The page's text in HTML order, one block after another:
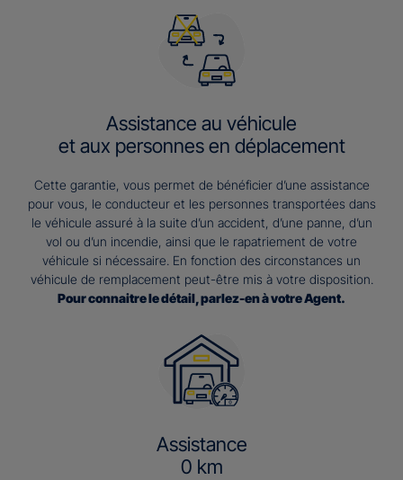
Assistance au véhicule
et aux personnes en déplacement
Cette garantie, vous permet de bénéficier d’une assistance
pour vous, le conducteur et les personnes transportées dans
le véhicule assuré à la suite d’un accident, d’une panne, d’un
vol ou d’un incendie, ainsi que le rapatriement de votre
véhicule si nécessaire. En fonction des circonstances un
véhicule de remplacement peut-être mis à votre disposition.
Pour connaitre le détail, parlez-en à votre Agent.
Assistance
0 km